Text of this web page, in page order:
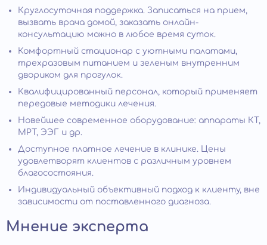
Круглосуточная поддержка. Записаться на прием,
вызвать врача домой, заказать онлайн-
консультацию можно в любое время суток.
Комфортный стационар с уютными палатами,
трехразовым питанием и зеленым внутренним
двориком для прогулок.
Квалифицированный персонал, который применяет
передовые методики лечения.
Новейшее современное оборудование: аппараты КТ,
МРТ, ЭЭГ и др.
Доступное платное лечение в клинике. Цены
удовлетворят клиентов с различным уровнем
благосостояния.
Индивидуальный объективный подход к клиенту, вне
зависимости от поставленного диагноза.
Мнение эксперта